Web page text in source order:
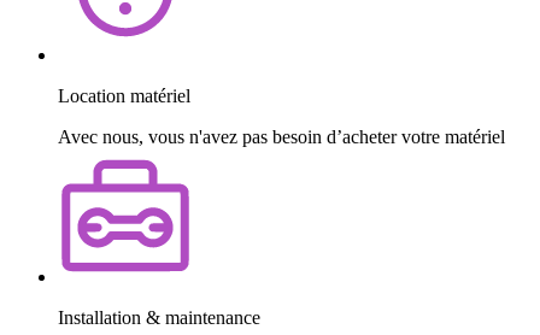
Location matériel
Avec nous, vous n'avez pas besoin d’acheter votre matériel
Installation & maintenance